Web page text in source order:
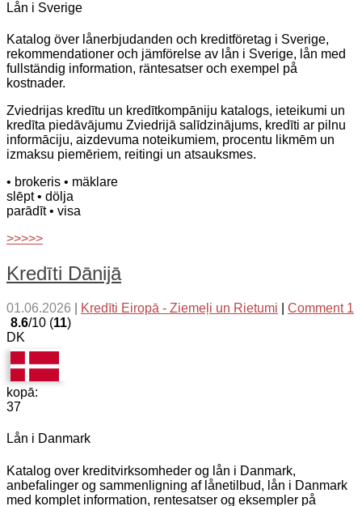
Lån i Sverige
Katalog över lånerbjudanden och kreditföretag i Sverige,
rekommendationer och jämförelse av lån i Sverige, lån med
fullständig information, räntesatser och exempel på
kostnader.
Zviedrijas kredītu un kredītkompāniju katalogs, ieteikumi un
kredīta piedāvājumu Zviedrijā salīdzinājums, kredīti ar pilnu
informāciju, aizdevuma noteikumiem, procentu likmēm un
izmaksu piemēriem, reitingi un atsauksmes.
• brokeris • mäklare
slēpt• dölja
parādīt• visa
>>>>>
Kredīti Dānijā
01.06.2026 Kredīti Eiropā - Ziemeļi un Rietumi
Comment 1
8.6/10 (11)
DK
kopā:
37
Lån i Danmark
Katalog over kreditvirksomheder og lån i Danmark,
anbefalinger og sammenligning af lånetilbud, lån i Danmark
med komplet information, rentesatser og eksempler på